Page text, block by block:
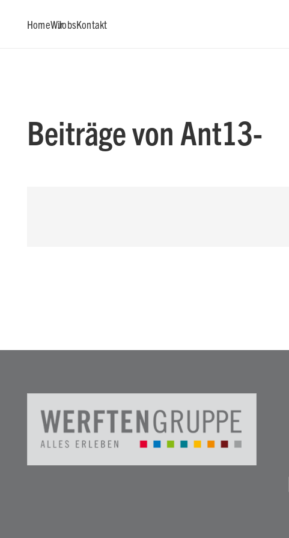
HomeWirJobsKontakt
Beiträge von Ant13-